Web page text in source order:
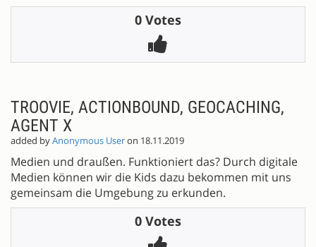
0 Votes
TROOVIE, ACTIONBOUND, GEOCACHING,
AGENT X
added byAnonymous Useron 18.11.2019
Medien und draußen. Funktioniert das? Durch digitale
Medien können wir die Kids dazu bekommen mit uns
gemeinsam die Umgebung zu erkunden.
0 Votes